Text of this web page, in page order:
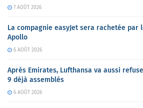
7 AOÛT 2026
La compagnie easyJet sera rachetée par
Apollo
6 AOÛT 2026
Après Emirates, Lufthansa va aussi
9 déjà assemblés
6 AOÛT 2026